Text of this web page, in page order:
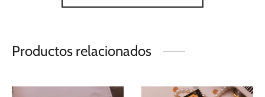
Productos relacionados